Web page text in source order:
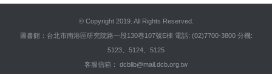
© Copyright 2019. All Rights Reserved.
圖書館：台北市南港區研究院路一段130巷107號E棟 電話: (02)7700-3800 分機:
5123、5124、5125
客服信箱： dcblib@mail.dcb.org.tw